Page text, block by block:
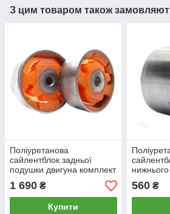
З цим товаром також
Поліуретанова
сайлентблок задньої
подушки двигуна комплект
2шт Skoda Octavia 2004-
2010, PP-1608
1 690 ₴
Купити
2004-
560₴